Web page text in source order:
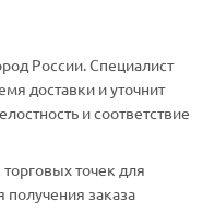
России. Специалист
доставки и уточнит
и соответствие
точек для
заказа